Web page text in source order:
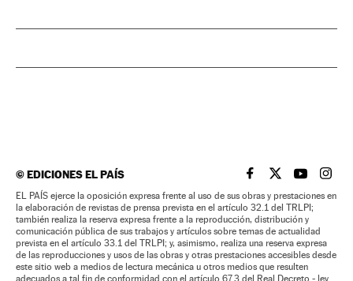
©EDICIONES EL PAÍS EL PAÍS BRASIL EN
EL PAÍSEL PAÍS
EL
EL PAÍS ejerce la oposición expresa frente al uso de sus obras y prestaciones en
la elaboración de revistas de prensa prevista en el artículo 32.1 del TRLPI;
también realiza la reserva expresa frente a la reproducción, distribución y
comunicación pública de sus trabajos y artículos sobre temas de actualidad
prevista en el artículo 33.1 del TRLPI; y, asimismo, realiza una reserva expresa
de las reproducciones y usos de las obras y otras prestaciones accesibles desde
este sitio web a medios de lectura mecánica u otros medios que resulten
adecuados a tal fin de conformidad con el artículo 67.3 del Real Decreto - ley